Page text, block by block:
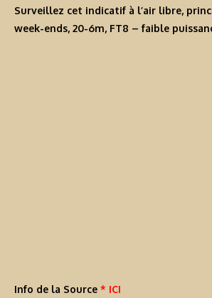
Surveillez cet indicatif à l’air libre,
week-ends, 20-6m, FT8 – faible
Info de la Source * ICI